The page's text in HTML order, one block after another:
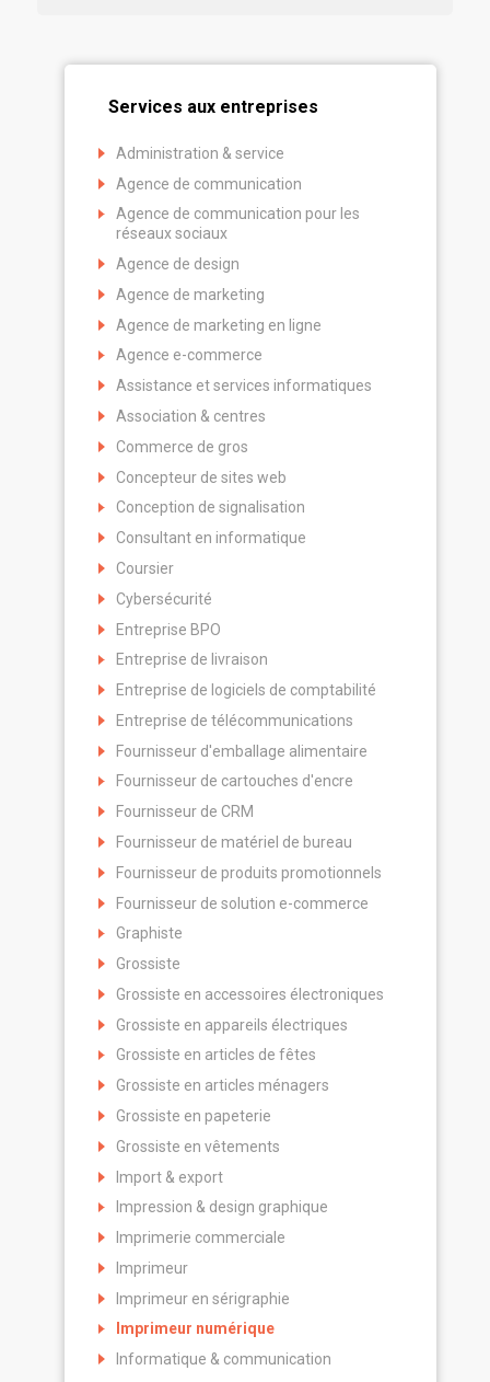
Services aux entreprises
Administration & service
Agence de communication
Agence de communication pour les
réseaux sociaux
Agence de design
Agence de marketing
Agence de marketing en ligne
Agence e-commerce
Assistance et services informatiques
Association & centres
Commerce de gros
Concepteur de sites web
Conception de signalisation
Consultant en informatique
Coursier
Cybersécurité
Entreprise BPO
Entreprise de livraison
Entreprise de logiciels de comptabilité
Entreprise de télécommunications
Fournisseur d'emballage alimentaire
Fournisseur de cartouches d'encre
Fournisseur de CRM
Fournisseur de matériel de bureau
Fournisseur de produits promotionnels
Fournisseur de solution e-commerce
Graphiste
Grossiste
Grossiste en accessoires électroniques
Grossiste en appareils électriques
Grossiste en articles de fêtes
Grossiste en articles ménagers
Grossiste en papeterie
Grossiste en vêtements
Import & export
Impression & design graphique
Imprimerie commerciale
Imprimeur
Imprimeur en sérigraphie
Imprimeur numérique
Informatique & communication